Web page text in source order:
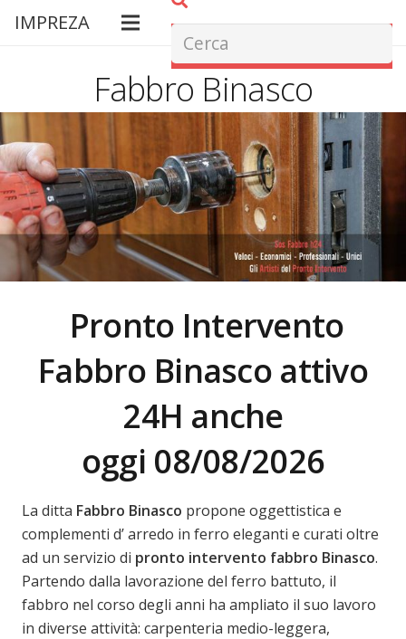
IMPREZA
Fabbro Binasco
Pronto Intervento
Fabbro Binasco attivo
24H anche
oggi 08/08/2026
La ditta Fabbro Binasco propone oggettistica e
complementi d’ arredo in ferro eleganti e curati oltre
ad un servizio di pronto intervento fabbro Binasco.
Partendo dalla lavorazione del ferro battuto, il
fabbro nel corso degli anni ha ampliato il suo lavoro
in diverse attività: carpenteria medio-leggera,